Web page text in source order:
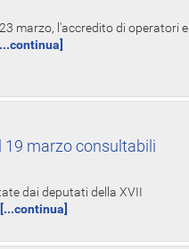
marzo, l'accredito di operatori e
19 marzo consultabili
dai deputati della XVII
[...continua]